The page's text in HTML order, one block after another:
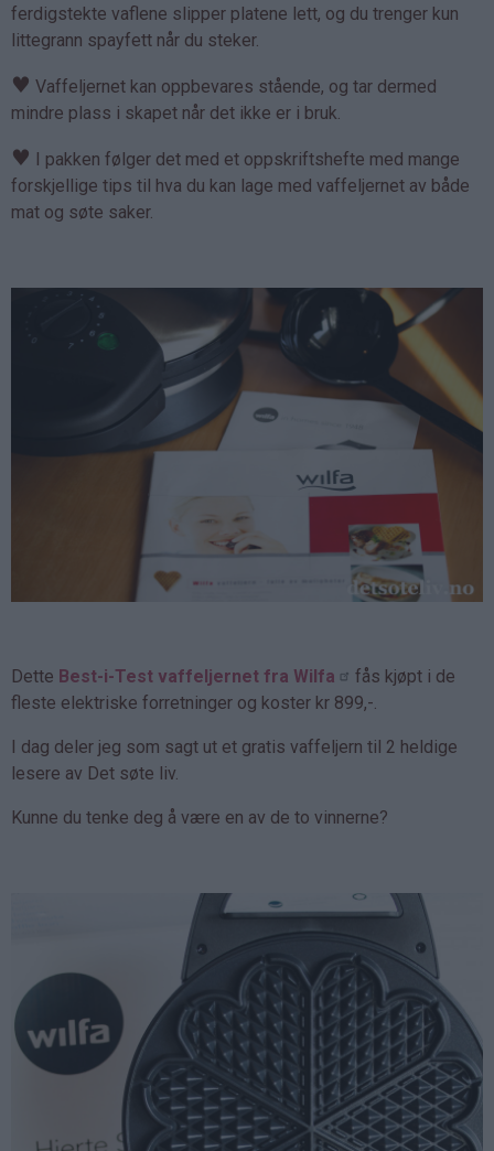
ferdigstekte vaflene slipper platene lett, og du trenger kun
littegrann spayfett når du steker.
♥ Vaffeljernet kan oppbevares stående, og tar dermed
mindre plass i skapet når det ikke er i bruk.
♥ I pakken følger det med et oppskriftshefte med mange
forskjellige tips til hva du kan lage med vaffeljernet av både
mat og søte saker.
Dette Best-i-Test vaffeljernet fra Wilfa
fås kjøpt i de
fleste elektriske forretninger og koster kr 899,-.
I dag deler jeg som sagt ut et gratis vaffeljern til 2 heldige
lesere av Det søte liv.
Kunne du tenke deg å være en av de to vinnerne?